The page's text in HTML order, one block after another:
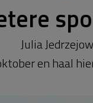
Julia
en haal